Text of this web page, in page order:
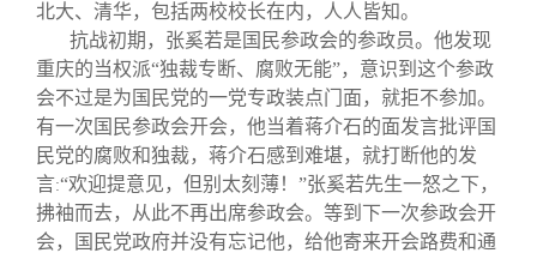
北大、清华，包括两校校长在内，人人皆知。
抗战初期，张奚若是国民参政会的参政员。他发现
重庆的当权派“独裁专断、腐败无能”，意识到这个参政
会不过是为国民党的一党专政装点门面，就拒不参加。
有一次国民参政会开会，他当着蒋介石的面发言批评国
民党的腐败和独裁，蒋介石感到难堪，就打断他的发
言:“欢迎提意见，但别太刻薄！”张奚若先生一怒之下，
拂袖而去，从此不再出席参政会。等到下一次参政会开
会，国民党政府并没有忘记他，给他寄来开会路费和通